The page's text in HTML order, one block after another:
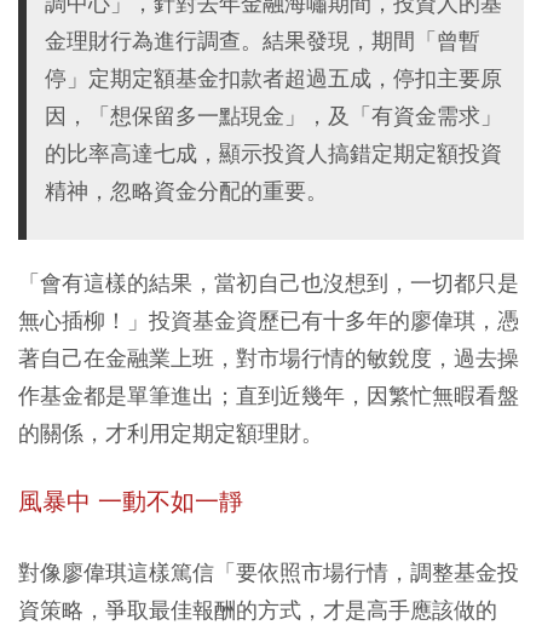
金理財行為進行調查。結果發現，期間「曾暫
停」定期定額基金扣款者超過五成，停扣主要原
因，「想保留多一點現金」，及「有資金需求」
的比率高達七成，顯示投資人搞錯定期定額投資
精神，忽略資金分配的重要。
「會有這樣的結果，當初自己也沒想到，一切都只是
無心插柳！」投資基金資歷已有十多年的廖偉琪，憑
著自己在金融業上班，對市場行情的敏銳度，過去操
作基金都是單筆進出；直到近幾年，因繁忙無暇看盤
的關係，才利用定期定額理財。
風暴中 一動不如一靜
對像廖偉琪這樣篤信「要依照市場行情，調整基金投
資策略，爭取最佳報酬的方式，才是高手應該做的